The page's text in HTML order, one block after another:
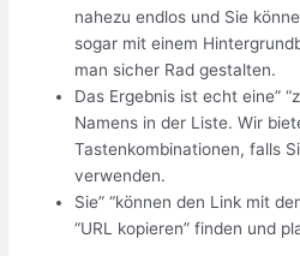
nahezu endlos und Sie
sogar mit einem
man sicher Rad gestalten.
Das Ergebnis ist echt eine”
Namens in der Liste. Wir
Tastenkombinationen, falls
verwenden.
Sie” “können den Link mit
“URL kopieren” finden und